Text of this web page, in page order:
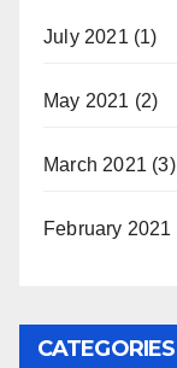
July 2021 (1)
May 2021 (2)
March 2021 (3)
February 2021
CATEGORIES